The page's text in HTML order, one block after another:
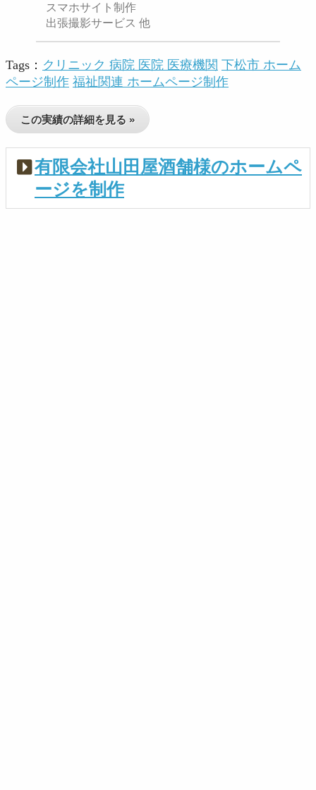
スマホサイト制作
出張撮影サービス 他
Tags： クリニック 病院 医院 医療機関 下松市 ホーム
ページ制作 福祉関連 ホームページ制作
この実績の詳細を見る »
有限会社山田屋酒舗様のホームペ
ージを制作